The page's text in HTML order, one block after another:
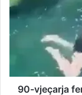
90-vjeçarja